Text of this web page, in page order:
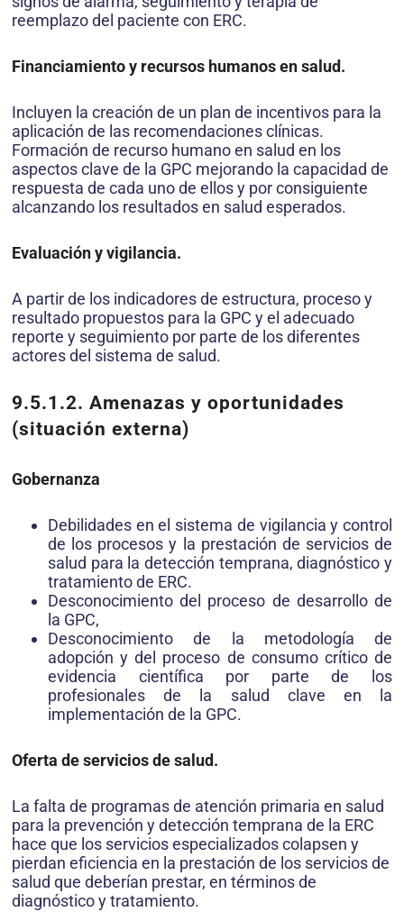
reemplazo del paciente con ERC.
Financiamiento y recursos humanos en salud.
Incluyen la creación de un plan de incentivos para la
aplicación de las recomendaciones clínicas.
Formación de recurso humano en salud en los
aspectos clave de la GPC mejorando la capacidad de
respuesta de cada uno de ellos y por consiguiente
alcanzando los resultados en salud esperados.
Evaluación y vigilancia.
A partir de los indicadores de estructura, proceso y
resultado propuestos para la GPC y el adecuado
reporte y seguimiento por parte de los diferentes
actores del sistema de salud.
9.5.1.2. Amenazas y oportunidades
(situación externa)
Gobernanza
Debilidades en el sistema de vigilancia y control
de los procesos y la prestación de servicios de
salud para la detección temprana, diagnóstico y
tratamiento de ERC.
Desconocimiento del proceso de desarrollo de
la GPC,
Desconocimiento de la metodología de
adopción y del proceso de consumo crítico de
evidencia científica por parte de los
profesionales de la salud clave en la
implementación de la GPC.
Oferta de servicios de salud.
La falta de programas de atención primaria en salud
para la prevención y detección temprana de la ERC
hace que los servicios especializados colapsen y
pierdan eficiencia en la prestación de los servicios de
salud que deberían prestar, en términos de
diagnóstico y tratamiento.